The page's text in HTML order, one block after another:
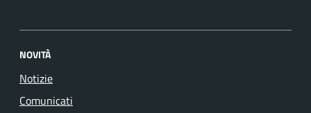
NOVITÀ
Notizie
Comunicati